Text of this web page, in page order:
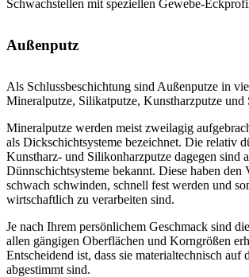
Schwachstellen mit speziellen Gewebe-
Außenputz
Als Schlussbeschichtung sind Außenputze in
Mineralputze, Silikatputze, Kunstharzputze und
Mineralputze werden meist zweilagig
als Dickschichtsysteme bezeichnet. Die relativ
Kunstharz- und Silikonharzputze dagegen sind
Dünnschichtsysteme bekannt. Diese haben den
schwach schwinden, schnell fest werden und
wirtschaftlich zu verarbeiten sind.
Je nach Ihrem persönlichem Geschmack sind
allen gängigen Oberflächen und Korngrößen
Entscheidend ist, dass sie materialtechnisch auf
abgestimmt sind.